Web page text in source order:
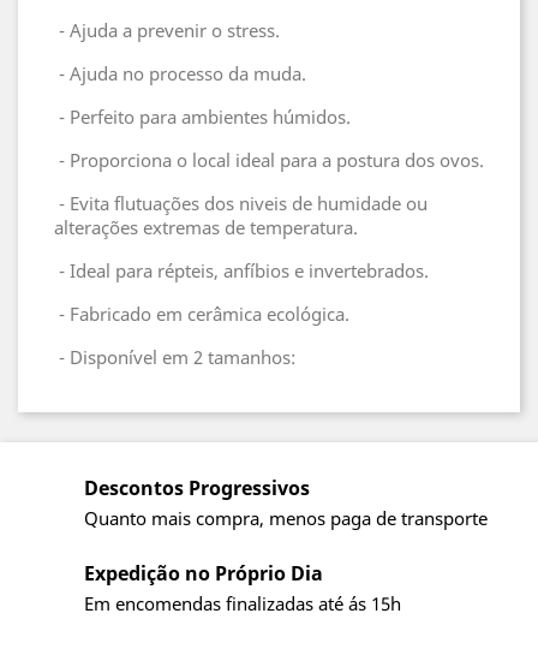
- Ajuda a prevenir o stress.
- Ajuda no processo da muda.
- Perfeito para ambientes húmidos.
- Proporciona o local ideal para a postura dos ovos.
- Evita flutuações dos niveis de humidade ou
alterações extremas de temperatura.
- Ideal para répteis, anfíbios e invertebrados.
- Fabricado em cerâmica ecológica.
- Disponível em 2 tamanhos:
Descontos Progressivos
Quanto mais compra, menos paga de transporte
Expedição no Próprio Dia
Em encomendas finalizadas até ás 15h